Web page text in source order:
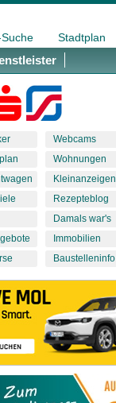
Stadtplan
Webcams
Wohnungen
Kleinanzeigen
Rezepteblog
Damals war's
Immobilien
Baustelleninfo